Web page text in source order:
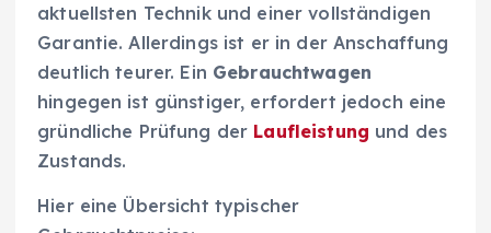
aktuellsten Technik und einer vollständigen
Garantie. Allerdings ist er in der Anschaffung
deutlich teurer. Ein Gebrauchtwagen
hingegen ist günstiger, erfordert jedoch eine
gründliche Prüfung der Laufleistung und des
Zustands.
Hier eine Übersicht typischer